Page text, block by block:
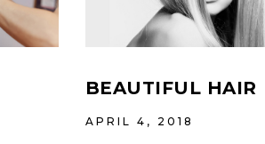
BEAUTIFUL HAIR
APRIL 4, 2018